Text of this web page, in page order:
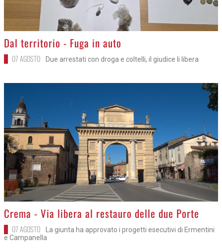
>
Dal territorio - Fuga in auto
07 AGOSTO Due arrestati con droga e coltelli, il giudice li libera
>
Crema - Via libera al restauro delle due Porte
07 AGOSTO
La giunta ha approvato i progetti esecutivi di Ermentini
e Campanella